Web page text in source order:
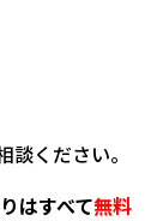
ください。
はすべて無料